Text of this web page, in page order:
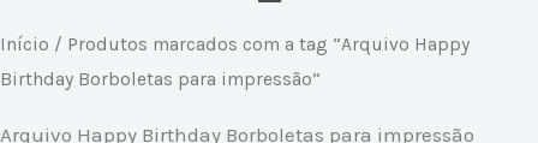
Início / Produtos marcados com a tag “Arquivo Happy
Birthday Borboletas para impressão”
Arquivo Happy Birthday Borboletas para impressão